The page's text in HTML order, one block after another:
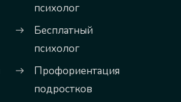
психолог
Бесплатный
психолог
Профориентация
подростков